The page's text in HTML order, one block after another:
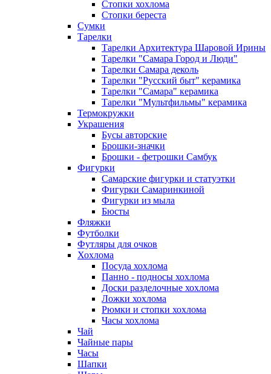
Стопки хохлома
Стопки береста
Сумки
Тарелки
Тарелки Архитектура Шаровой Ирины
Тарелки "Самара Город и Люди"
Тарелки Самара деколь
Тарелки "Русский быт" керамика
Тарелки "Самара" керамика
Тарелки "Мультфильмы" керамика
Термокружки
Украшения
Бусы авторские
Брошки-значки
Брошки - фетрошки Самбук
Фигурки
Самарские фигурки и статуэтки
Фигурки Самаринкиной
Фигурки из мыла
Бюсты
Фляжки
Футболки
Футляры для очков
Хохлома
Посуда хохлома
Панно - подносы хохлома
Доски разделочные хохлома
Ложки хохлома
Рюмки и стопки хохлома
Часы хохлома
Чай
Чайные пары
Часы
Шапки